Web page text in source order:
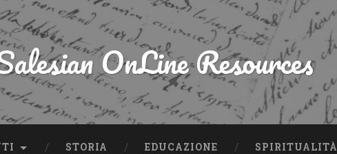
OnLine Resources
STORIA EDUCAZIONE SPIRITUALITÀ